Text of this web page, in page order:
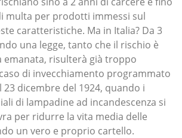
multa per prodotti immessi sul
caratteristiche. Ma in Italia? Da 3
una legge, tanto che il rischio è
emanata, risulterà già troppo
di invecchiamento programmato
dicembre del 1924, quando i
di lampadine ad incandescenza si
per ridurre la vita media delle
un vero e proprio cartello.